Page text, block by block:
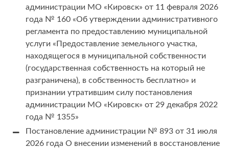
администрации МО «Кировск» от 11 февраля 2026
года № 160 «Об утверждении административного
регламента по предоставлению муниципальной
услуги «Предоставление земельного участка,
находящегося в муниципальной собственности
(государственная собственность на который не
разграничена), в собственность бесплатно» и
признании утратившим силу постановления
администрации МО «Кировск» от 29 декабря 2022
года № 1355»
Постановление администрации № 893 от 31 июля
2026 года О внесении изменений в восстановление